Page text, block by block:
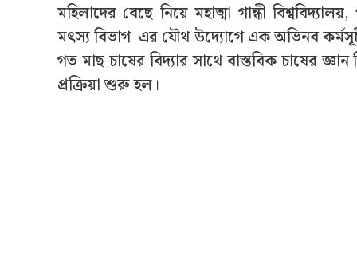
মহিলাদের বেছে নিয়ে মহাত্মা গান্ধী
মৎস্য বিভাগ এর যৌথ উদ্যোগে এক অভিনব
গত মাছ চাষের বিদ্যার সাথে বাস্তবিক চাষের
প্রক্রিয়া শুরু হল।